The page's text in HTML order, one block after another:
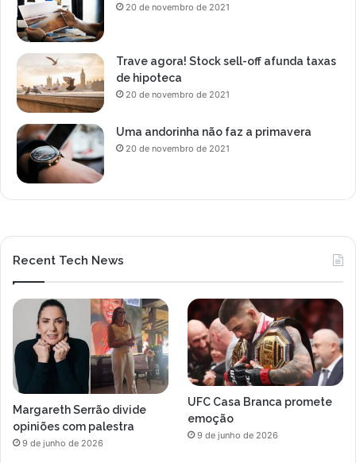
20 de novembro de 2021
Trave agora! Stock sell-off afunda taxas
de hipoteca
20 de novembro de 2021
Uma andorinha não faz a primavera
20 de novembro de 2021
Recent Tech News
Margareth Serrão divide
opiniões com palestra
9 de junho de 2026
UFC Casa Branca promete
emoção
9 de junho de 2026